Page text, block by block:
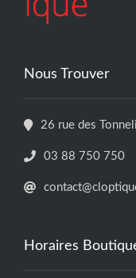
Nous Trouver
26 rue des
03 88 750 750
Horaires